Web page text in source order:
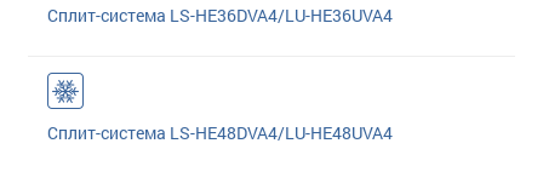
Сплит-система LS-HE36DVA4/LU-HE36UVA4
Сплит-система LS-HE48DVA4/LU-HE48UVA4